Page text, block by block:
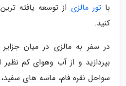
باتور مالزی از توسعه یافته
کنید.
در سفر به مالزی در میان
بپردازید و از آب وهوای کم نظیر
سواحل نقره فام، ماسه های